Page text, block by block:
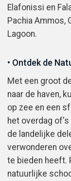
Elafonissi en
Pachia Ammos,
Lagoon.
• Ontdek de
Met een groot
naar de haven,
op zee en een
het overdag
de landelijke
verwonderen
te bieden heeft.
natuurlijke